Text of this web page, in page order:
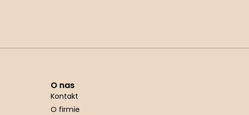
O nas
Kontakt
O firmie